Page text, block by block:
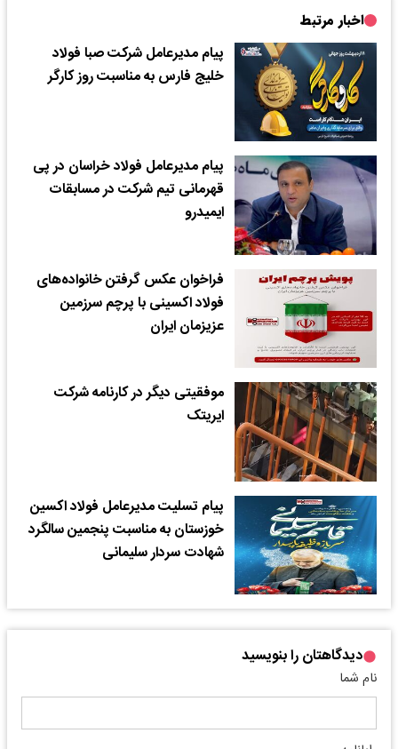
اخبار مرتبط
پیام مدیرعامل شرکت صبا فولاد
خلیج فارس به مناسبت روز کارگر
پیام مدیرعامل فولاد خراسان در پی
قهرمانی تیم شرکت در مسابقات
ایمیدرو
فراخوان عکس گرفتن خانواده‌های
فولاد اکسینی با پرچم سرزمین
عزیزمان ایران
موفقیتی دیگر در کارنامه شرکت
ایریتک
پیام تسلیت مدیرعامل فولاد اکسین
خوزستان به مناسبت پنجمین سالگرد
شهادت سردار سلیمانی
دیدگاهتان را بنویسید
نام شما